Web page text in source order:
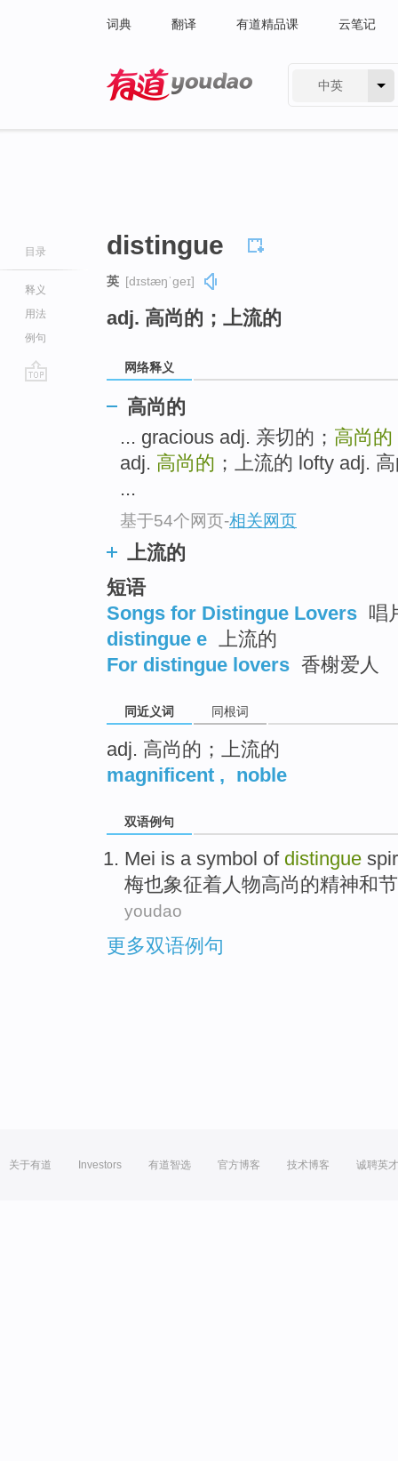
词典 翻译 有道精品课 云笔记
中英
目录
释义
用法
例句
distingue
英 [dɪstæŋˈɡeɪ]
adj. 高尚的；上流的
网络释义
高尚的
... gracious adj. 亲切的； 高尚的
adj. 高尚的 ；上流的 lofty adj.
...
基于54个网页-相关网页
上流的
短语
Songs for Distingue Lovers 唱
distingue e
上流的
For distingue lovers 香榭爱人
同近义词 同根词
adj. 高尚的；上流的
magnificent , noble
双语例句
Mei is a symbol of distingue
梅也象征着人物高尚的精神和
youdao
更多双语例句
关于有道 Investors 有道智选 官方博客 技术博客 诚聘英才